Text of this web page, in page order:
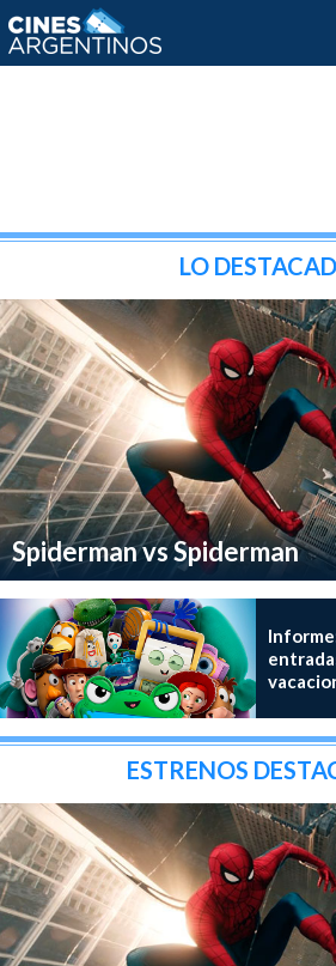
LO
Spiderman vs Spiderman
ESTRENOS